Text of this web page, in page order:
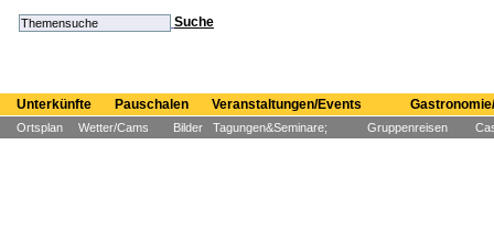
Unterkünfte Pauschalen Veranstaltungen/Events
Ortsplan Wetter/Cams Bilder Tagungen&Seminare; Gruppenreisen
Suche